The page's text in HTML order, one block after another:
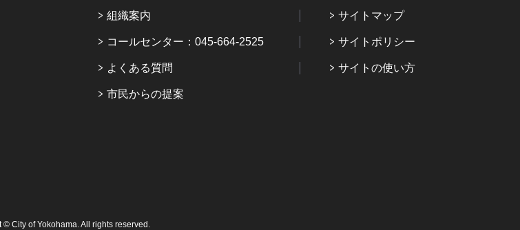
組織案内
コールセンター：045-664-2525
よくある質問
市民からの提案
サイトマップ
サイトポリシー
サイトの使い方
© City of Yokohama. All rights reserved.